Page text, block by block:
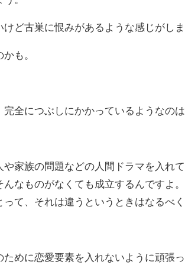
ど古巣に恨みがあるような感じがしま
も。
全につぶしにかかっているようなのは
家族の問題などの人間ドラマを入れ
なものがなくても成立するんですよ
て、それは違うというときはなるべ
めに恋愛要素を入れないように頑張